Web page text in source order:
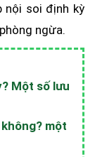
nội soi định kỳ
ngừa.
Một số lưu
một